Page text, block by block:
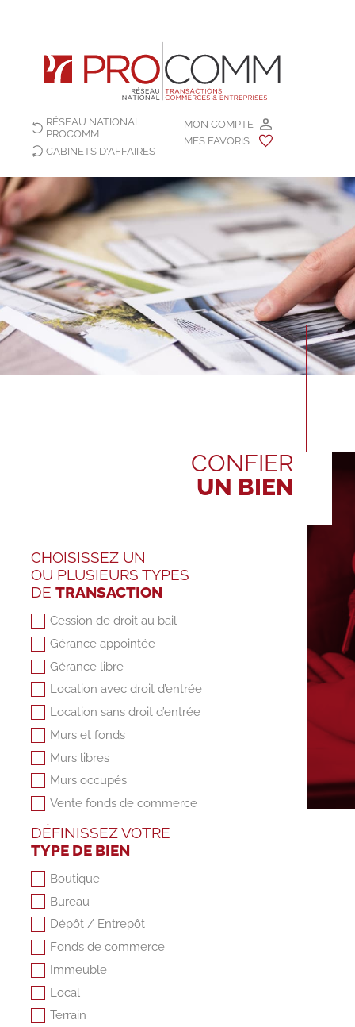
MON COMPTE
MES FAVORIS
RÉSEAU NATIONAL
PROCOMM
CABINETS D'AFFAIRES
CONFIER
UN BIEN
CHOISISSEZ UN
OU PLUSIEURS TYPES
DE TRANSACTION
Cession de droit au bail
Gérance appointée
Gérance libre
Location avec droit d’entrée
Location sans droit d’entrée
Murs et fonds
Murs libres
Murs occupés
Vente fonds de commerce
DÉFINISSEZ VOTRE
TYPE DE BIEN
Boutique
Bureau
Dépôt / Entrepôt
Fonds de commerce
Immeuble
Local
Terrain